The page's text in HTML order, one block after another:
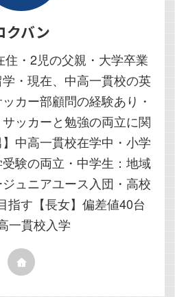
クバン
住・2児の父親・大学卒業
・現在、中高一貫校の英
カー部顧問の経験あり・
ッカーと勉強の両立に関
中高一貫校在学中・小学
験の両立・中学生：地域
ュニアユース入団・高校
指す【長女】偏差値40台
一貫校入学